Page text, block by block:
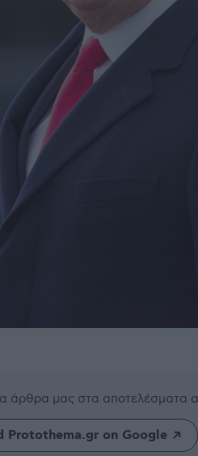
άρθρα μας στα αποτελέσματα
Protothema.gr on Google